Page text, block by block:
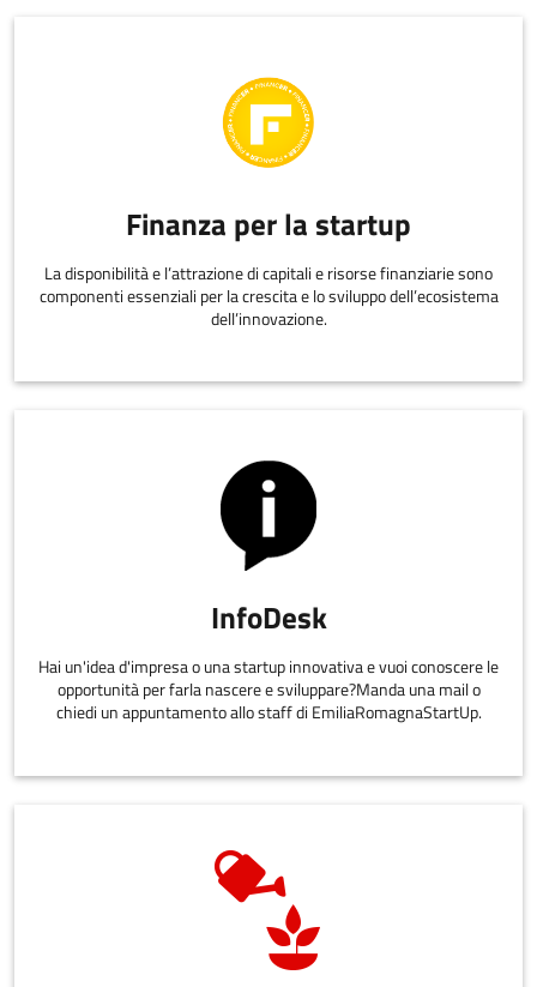
Finanza per la startup
La disponibilità e l’attrazione di capitali e risorse finanziarie sono
componenti essenziali per la crescita e lo sviluppo dell’ecosistema
dell’innovazione.
InfoDesk
Hai un'idea d'impresa o una startup innovativa e vuoi conoscere le
opportunità per farla nascere e sviluppare?Manda una mail o
chiedi un appuntamento allo staff di EmiliaRomagnaStartUp.